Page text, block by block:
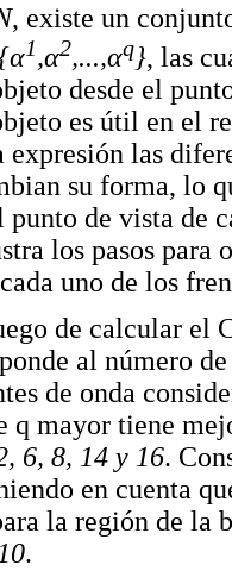
, existe un
1,α2,...,αq}, las
desde el
es útil en el
expresión las
su forma, lo
punto de vista de
los pasos para
uno de los
de calcular el
al número
de onda
q mayor tiene
6, 8, 14 y 16.
en cuenta
la región de la
.